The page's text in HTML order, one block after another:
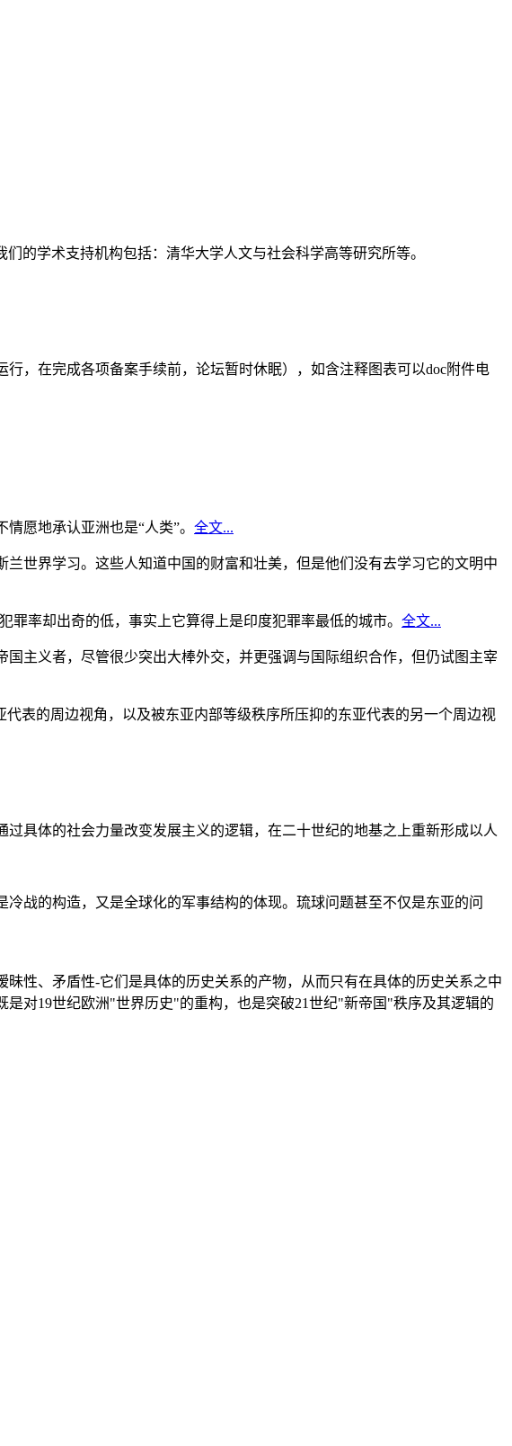
的学术支持机构包括：清华大学人文与社会科学高等研究所等。
，在完成各项备案手续前，论坛暂时休眠），如含注释图表可以doc附件电
愿地承认亚洲也是“人类”。 全文...
世界学习。这些人知道中国的财富和壮美，但是他们没有去学习它的文明中
率却出奇的低，事实上它算得上是印度犯罪率最低的城市。 全文...
主义者，尽管很少突出大棒外交，并更强调与国际组织合作，但仍试图主宰
表的周边视角，以及被东亚内部等级秩序所压抑的东亚代表的另一个周边视
具体的社会力量改变发展主义的逻辑，在二十世纪的地基之上重新形成以人
战的构造，又是全球化的军事结构的体现。琉球问题甚至不仅是东亚的问
性、矛盾性-它们是具体的历史关系的产物，从而只有在具体的历史关系之中
对19世纪欧洲"世界历史"的重构，也是突破21世纪"新帝国"秩序及其逻辑的